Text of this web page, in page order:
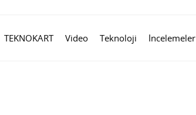
TEKNOKART Video Teknoloji İncelemeler